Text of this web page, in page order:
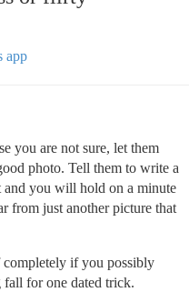
app
you are not sure, let them
photo. Tell them to write a
and you will hold on a minute
from just another picture that
if you possibly
fall for one dated trick.